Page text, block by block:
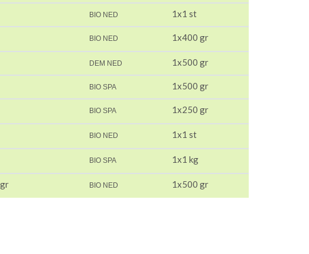
BIO NED 1x1 st
BIO NED 1x400 gr
DEM NED 1x500 gr
BIO SPA 1x500 gr
BIO SPA 1x250 gr
BIO NED 1x1 st
BIO SPA 1x1 kg
BIO NED 1x500 gr